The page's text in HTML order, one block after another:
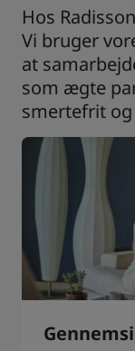
Hos
Vi bruger
at
som ægte
smertefrit